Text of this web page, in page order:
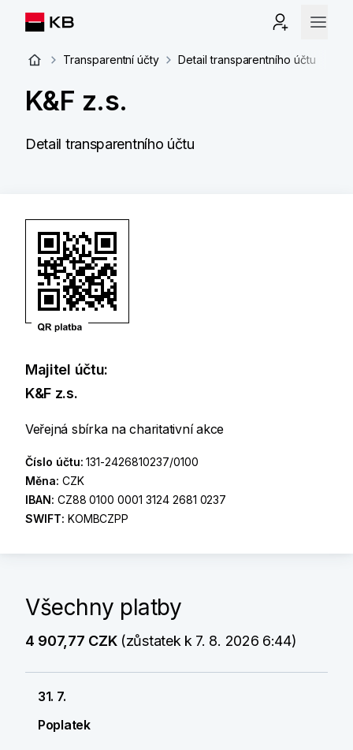
Transparentní účty Detail transparentního účtu
K&F z.s.
Detail transparentního účtu
Majitel účtu:
K&F z.s.
Veřejná sbírka na charitativní akce
Číslo účtu:131-2426810237/0100
Měna: CZK
IBAN: CZ88 0100 0001 3124 2681 0237
SWIFT: KOMBCZPP
Všechny platby
4 907,77 CZK(zůstatek k 7. 8. 2026 6:44)
31. 7.
Poplatek